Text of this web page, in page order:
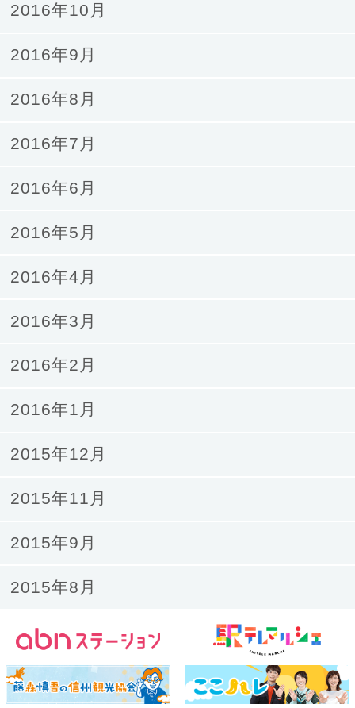
2016年10月
2016年9月
2016年8月
2016年7月
2016年6月
2016年5月
2016年4月
2016年3月
2016年2月
2016年1月
2015年12月
2015年11月
2015年9月
2015年8月